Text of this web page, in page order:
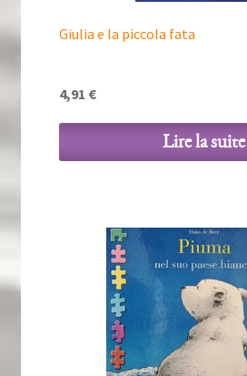
Giulia e la piccola fata
4,91 €
Lire la suite